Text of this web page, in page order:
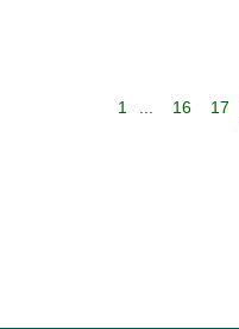
1 ... 16 17